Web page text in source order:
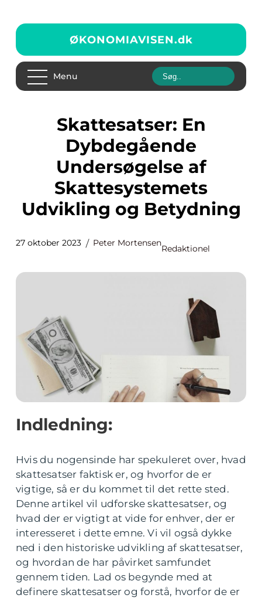
ØKONOMIAVISEN.dk
Menu
Skattesatser: En
Dybdegående
Undersøgelse af
Skattesystemets
Udvikling og Betydning
27 oktober 2023 Peter Mortensen
Redaktionel
Indledning:
Hvis du nogensinde har spekuleret over, hvad
skattesatser faktisk er, og hvorfor de er
vigtige, så er du kommet til det rette sted.
Denne artikel vil udforske skattesatser, og
hvad der er vigtigt at vide for enhver, der er
interesseret i dette emne. Vi vil også dykke
ned i den historiske udvikling af skattesatser,
og hvordan de har påvirket samfundet
gennem tiden. Lad os begynde med at
definere skattesatser og forstå, hvorfor de er